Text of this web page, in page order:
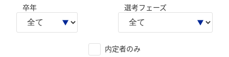
学生の声を就職活動の参考にしましょう。
※AIを使用し、過去3年間のユーザー投稿を要約しています。実際
のユーザの投稿は下記の一覧からご確認ください。
卒年
選考フェーズ
内定者のみ